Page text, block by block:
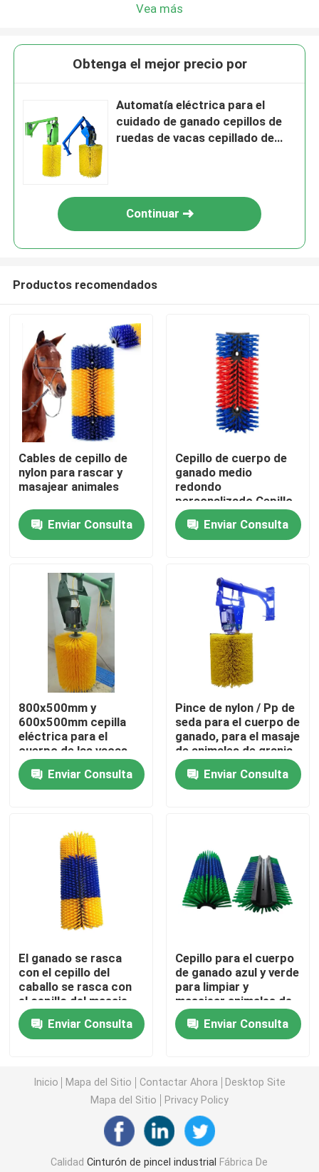
Inicio
Productos
Sobre nosotros
Visita a la fábrica
Control de Calidad
Contacto
Solicitar una cotización
Cinturón de pincel industrial
Brushes de rodillos industriales
Pintura de sello de pincel
Pincelas para lijar
Los pinceles de latón
El cepillo para rascarse las vacas
Cuerdas de cableado
El pincel de resorte en espiral
Vea más
Obtenga el mejor precio por
Automatía eléctrica para el
cuidado de ganado cepillos de
ruedas de vacas cepillado de
Continuar
Productos recomendados
Cables de cepillo de
nylon para rascar y
masajear animales
Enviar Consulta
Cepillo de cuerpo de
ganado medio
redondo
personalizado Cepillo
de nylon para el
rascado de ganado y
ovejas
Enviar Consulta
800x500mm y
600x500mm cepilla
eléctrica para el
cuerpo de las vacas
para limpieza y masaje
de animalesEnviar Consulta
Pince de nylon / Pp de
seda para el cuerpo de
ganado, para el masaje
de animales de granja
Enviar Consulta
El ganado se rasca
con el cepillo del
caballo se rasca con
el cepillo del masaje
Enviar Consulta
Cepillo para el cuerpo
de ganado azul y verde
para limpiar y
masajear animales de
granja
Enviar Consulta
Inicio Mapa del Sitio Contactar Ahora
Desktop Site
Mapa del Sitio
Privacy Policy
CalidadCinturón de pincel industrial
Fábrica De